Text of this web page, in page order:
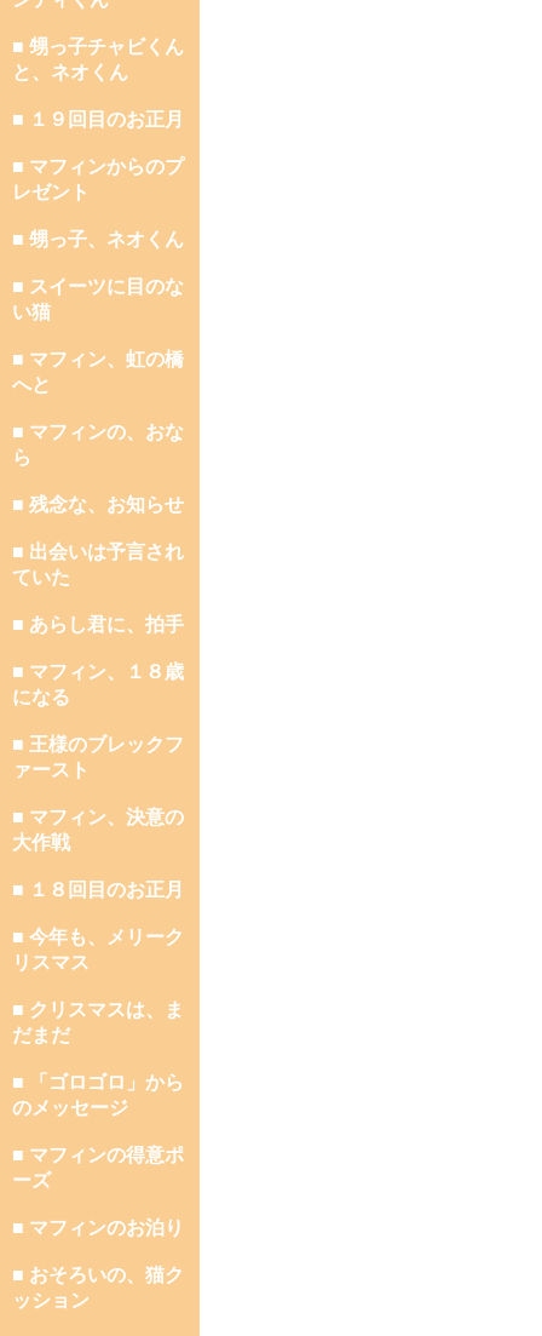
■ 甥っ子チャビくん
と、ネオくん
■ １９回目のお正月
■ マフィンからのプ
レゼント
■ 甥っ子、ネオくん
■ スイーツに目のな
い猫
■ マフィン、虹の橋
へと
■ マフィンの、おな
ら
■ 残念な、お知らせ
■ 出会いは予言され
ていた
■ あらし君に、拍手
■ マフィン、１８歳
になる
■ 王様のブレックフ
ァースト
■ マフィン、決意の
大作戦
■ １８回目のお正月
■ 今年も、メリーク
リスマス
■ クリスマスは、ま
だまだ
■ 「ゴロゴロ」から
のメッセージ
■ マフィンの得意ポ
ーズ
■ マフィンのお泊り
■ おそろいの、猫ク
ッション